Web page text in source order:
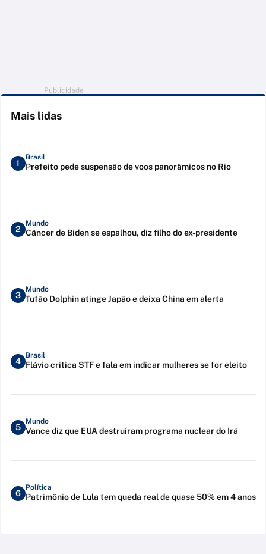
Publicidade
Mais lidas
1
Brasil
Prefeito pede suspensão de voos panorâmicos no Rio
2
Mundo
Câncer de Biden se espalhou, diz filho do ex-presidente
3
Mundo
Tufão Dolphin atinge Japão e deixa China em alerta
4
Brasil
Flávio critica STF e fala em indicar mulheres se for eleito
5
Mundo
Vance diz que EUA destruíram programa nuclear do Irã
6
Política
Patrimônio de Lula tem queda real de quase 50% em 4 anos